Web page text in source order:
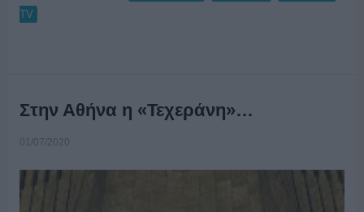
TV
Στην Αθήνα η «Τεχεράνη»…
01/07/2020